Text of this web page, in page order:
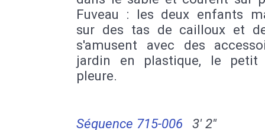
Fuveau : les deux enfants
sur des tas de cailloux et
s'amusent avec des
jardin en plastique, le petit
pleure.
Séquence 715-006
3' 2''